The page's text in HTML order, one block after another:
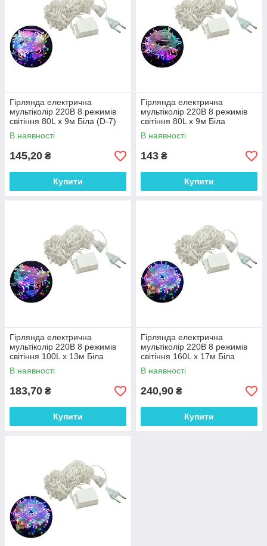
Гірлянда електрична
мультіколір 220В 8 режимів
світіння 80L х 9м Біла (D-7)
(116345 (D-7))
В наявності
145,20 ₴
Купити
Гірлянда електрична
мультіколір 220В 8 режимів
світіння 80L х 9м Біла
(116354 (D-12))
В наявності
143 ₴
Купити
Гірлянда електрична
мультіколір 220В 8 режимів
світіння 100L х 13м Біла
(116347 (D-8))
В наявності
183,70 ₴
Купити
Гірлянда електрична
мультіколір 220В 8 режимів
світіння 160L х 17м Біла
(116348 (D-9))
В наявності
240,90 ₴
Купити